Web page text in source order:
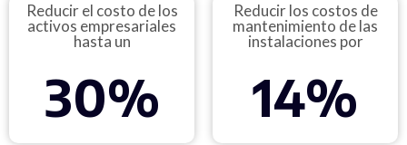
Reducir el costo de los
activos empresariales
hasta un
30%
Reducir los costos de
mantenimiento de las
instalaciones por
14%